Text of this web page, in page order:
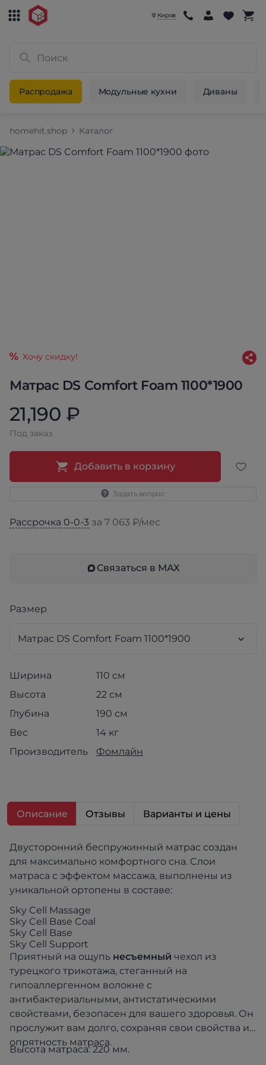
Киров
Распродажа Модульные кухни Диваны
homehit.shop Каталог
Матрас DS Comfort Foam 1100*1900
Хочу скидку!
21,190 ₽
Под заказ
Добавить в корзину
Задать вопрос
Рассрочка 0-0-3 за 7 063 ₽/мес
Связаться в МАХ
Размер
Ширина
110 см
Высота
22 см
Глубина
190 см
Вес
14 кг
Производитель
Фомлайн
Описание Отзывы Варианты и цены
Двусторонний беспружинный матрас создан
для максимально комфортного сна. Cлои
матраса с эффектом массажа, выполнены из
уникальной ортопены в составе:
Sky Cell Massage
Sky Cell Base Coal
Sky Cell Base
Sky Cell Support
Приятный на ощупь несъемный чехол из
турецкого трикотажа, стеганный на
гипоаллергенном волокне с
антибактериальными, антистатическими
свойствами, безопасен для вашего здоровья. Он
прослужит вам долго, сохраняя свои свойства и
опрятность матраса.
Высота матраса: 220 мм.